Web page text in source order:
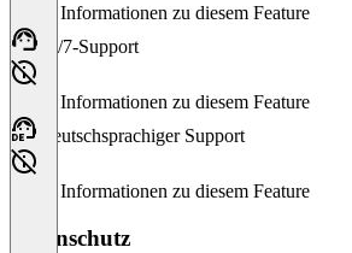
Keine Informationen zu diesem Feature
24/7-Support
Keine Informationen zu diesem Feature
Deutschsprachiger Support
Keine Informationen zu diesem Feature
Datenschutz